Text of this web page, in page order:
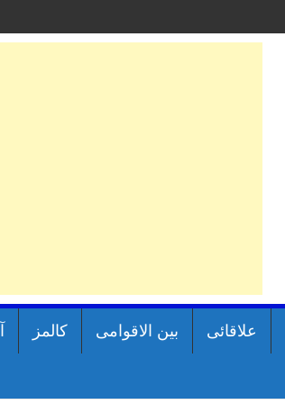
علاقائی بین الاقوامی کالمز